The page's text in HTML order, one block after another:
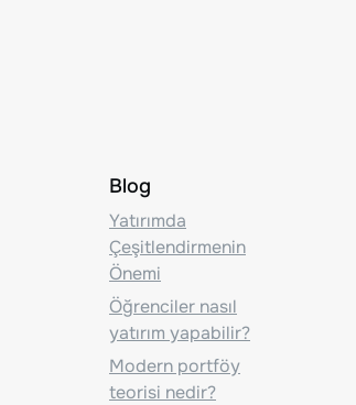
Blog
Yatırımda
Çeşitlendirmenin
Önemi
Öğrenciler nasıl
yatırım yapabilir?
Modern portföy
teorisi nedir?